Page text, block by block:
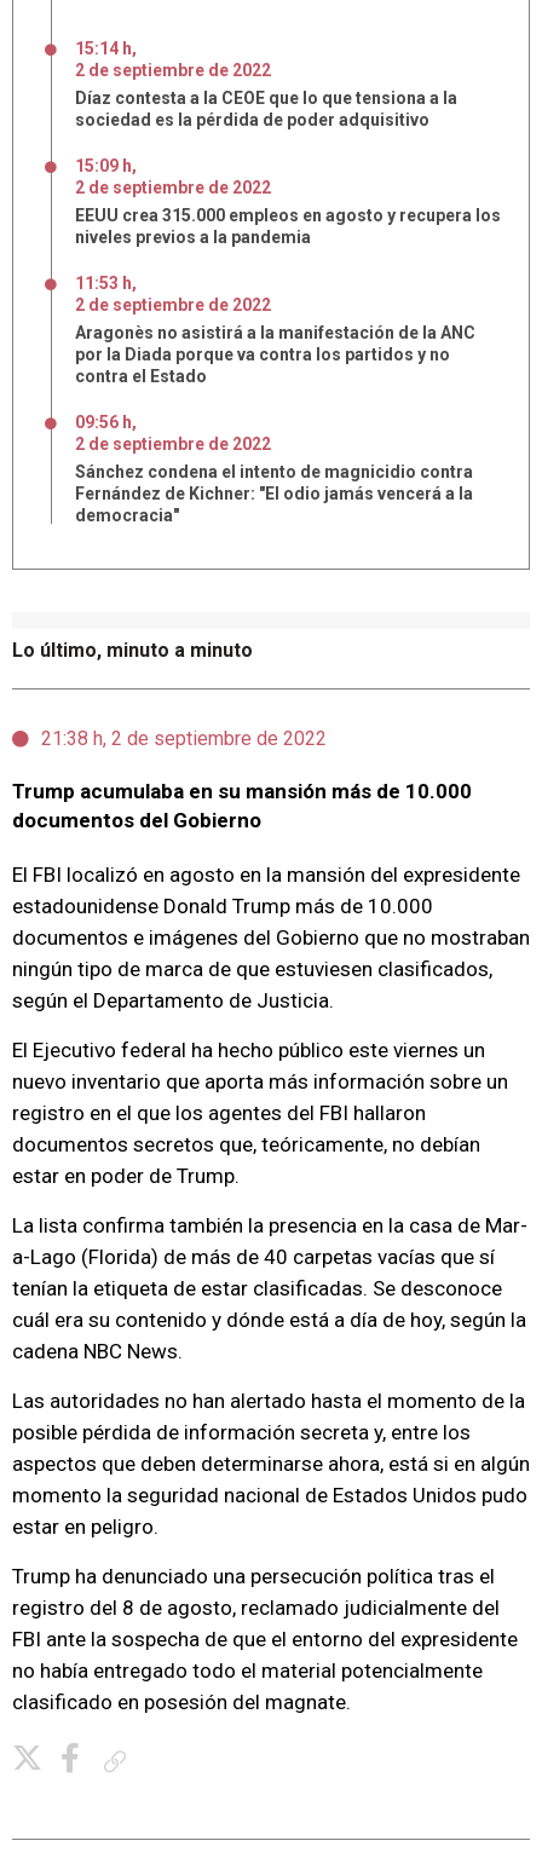
Lo último, minuto a minuto
21:38 h, 2 de septiembre de 2022
Trump acumulaba en su mansión más de 10.000
documentos del Gobierno
El FBI localizó en agosto en la mansión del expresidente
estadounidense Donald Trump más de 10.000
documentos e imágenes del Gobierno que no mostraban
ningún tipo de marca de que estuviesen clasificados,
según el Departamento de Justicia.
El Ejecutivo federal ha hecho público este viernes un
nuevo inventario que aporta más información sobre un
registro en el que los agentes del FBI hallaron
documentos secretos que, teóricamente, no debían
estar en poder de Trump.
La lista confirma también la presencia en la casa de Mar-
a-Lago (Florida) de más de 40 carpetas vacías que sí
tenían la etiqueta de estar clasificadas. Se desconoce
cuál era su contenido y dónde está a día de hoy, según la
cadena NBC News.
Las autoridades no han alertado hasta el momento de la
posible pérdida de información secreta y, entre los
aspectos que deben determinarse ahora, está si en algún
momento la seguridad nacional de Estados Unidos pudo
estar en peligro.
Trump ha denunciado una persecución política tras el
registro del 8 de agosto, reclamado judicialmente del
FBI ante la sospecha de que el entorno del expresidente
no había entregado todo el material potencialmente
clasificado en posesión del magnate.
15:14 h,
2 de septiembre de 2022
Díaz contesta a la CEOE que lo que tensiona a la
sociedad es la pérdida de poder adquisitivo
15:09 h,
2 de septiembre de 2022
EEUU crea 315.000 empleos en agosto y recupera los
niveles previos a la pandemia
11:53 h,
2 de septiembre de 2022
Aragonès no asistirá a la manifestación de la ANC
por la Diada porque va contra los partidos y no
contra el Estado
09:56 h,
2 de septiembre de 2022
Sánchez condena el intento de magnicidio contra
Fernández de Kichner: "El odio jamás vencerá a la
democracia"